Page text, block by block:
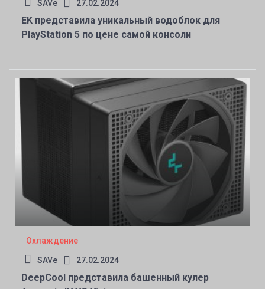
SAVe 27.02.2024
EK представила уникальный водоблок для
PlayStation 5 по цене самой консоли
Охлаждение
SAVe 27.02.2024
DeepCool представила башенный кулер